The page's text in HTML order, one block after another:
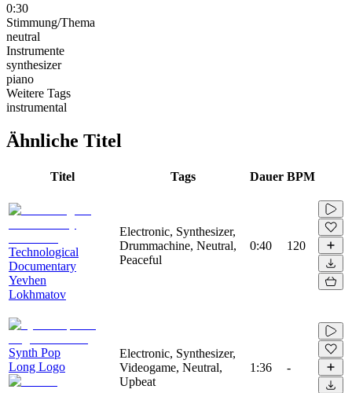
0:30
Stimmung/Thema
neutral
Instrumente
synthesizer
piano
Weitere Tags
instrumental
Ähnliche Titel
Titel Tags Dauer BPM
Technological
Documentary
Yevhen
Lokhmatov
Electronic, Synthesizer,
Drummachine, Neutral,
Peaceful
0:40 120
Synth Pop
Long Logo
Electronic, Synthesizer,
Videogame, Neutral,
Upbeat
1:36 -